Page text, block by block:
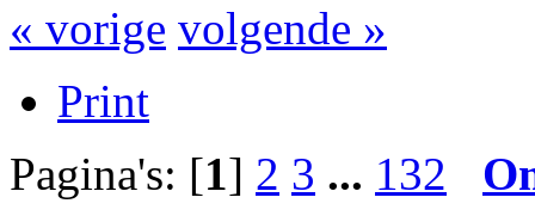
« vorige volgende »
Print
Pagina's: [1] 2 3 ... 132